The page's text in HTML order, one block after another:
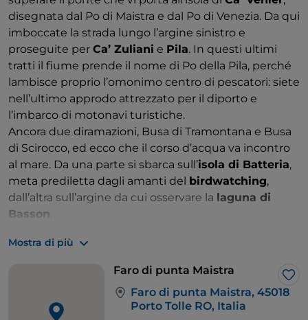
disegnata dal Po di Maistra e dal Po di Venezia. Da qui
imboccate la strada lungo l’argine sinistro e
proseguite per Ca’ Zuliani e Pila. In questi ultimi
tratti il fiume prende il nome di Po della Pila, perché
lambisce proprio l’omonimo centro di pescatori: siete
nell’ultimo approdo attrezzato per il diporto e
l’imbarco di motonavi turistiche.
Ancora due diramazioni, Busa di Tramontana e Busa
di Scirocco, ed ecco che il corso d’acqua va incontro
al mare. Da una parte si sbarca sull’isola di Batteria,
meta prediletta dagli amanti del birdwatching,
dall’altra sull’argine da cui osservare la laguna di
Basson
Punta Maistra
terraferma, con i suoi 45 metri d’altezza e 30
chilometri di portata luminosa. Raggiungetelo in
, grazie alle numerose escursioni organizzate
dalle compagnie turistiche locali. Proprio qui lo
Mostra di più
Faro di punta Maistra
Faro di punta Maistra, 45018
Porto Tolle RO, Italia